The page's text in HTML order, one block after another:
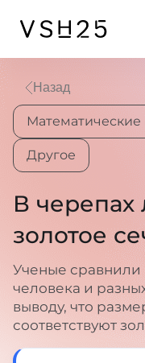
Назад
Другое
В
золотое
Ученые сравнили
человека и
выводу, что
соответствуют